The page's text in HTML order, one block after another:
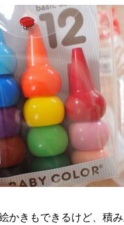
かきもできるけど、積